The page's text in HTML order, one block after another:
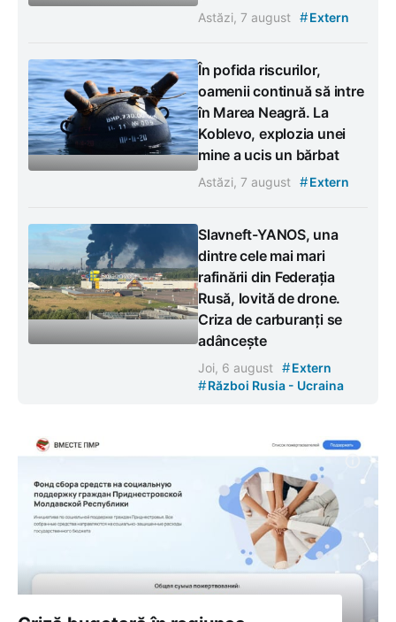
Astăzi, 7 august #Extern
În pofida riscurilor,
oamenii continuă să intre
în Marea Neagră. La
Koblevo, explozia unei
mine a ucis un bărbat
Astăzi, 7 august #Extern
Slavneft-YANOS, una
dintre cele mai mari
rafinării din Federația
Rusă, lovită de drone.
Criza de carburanți se
adâncește
Joi, 6 august #Extern
#Război Rusia - Ucraina